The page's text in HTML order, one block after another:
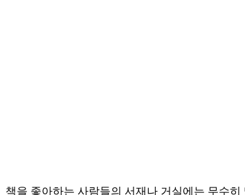
책을 좋아하는 사람들의 서재나 거실에는 무수